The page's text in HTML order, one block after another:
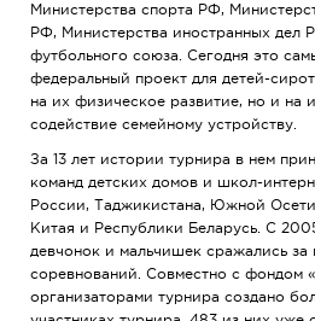
Министерства спорта РФ,
РФ, Министерства иностранных дел
футбольного союза. Сегодня это
федеральный проект для детей-
на их физическое развитие, но и на
содействие семейному устройству.
За 13 лет истории турнира в нем
команд детских домов и школ-
России, Таджикистана, Южной
Китая и Республики Беларусь. С
девчонок и мальчишек сражались за
соревнований. Совместно с фондом
организаторами турнира создано